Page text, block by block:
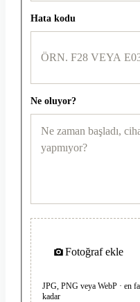
Hata kodu
Ne oluyor?
Fotoğraf ekle
JPG, PNG veya WebP · en
kadar